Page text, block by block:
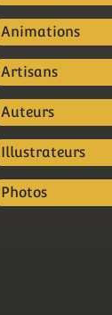
Animations
Artisans
Auteurs
Illustrateurs
Photos